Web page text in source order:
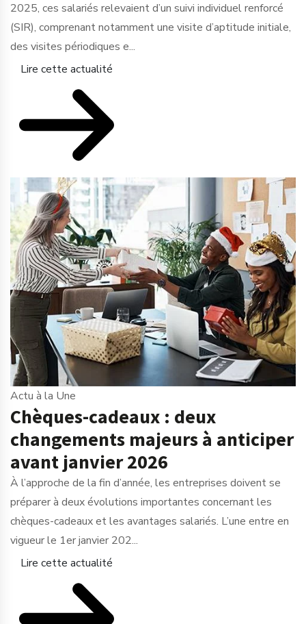
2025, ces salariés relevaient d’un suivi individuel renforcé
(SIR), comprenant notamment une visite d’aptitude initiale,
des visites périodiques e...
Lire cette actualité
Actu à la Une
Chèques-cadeaux : deux
changements majeurs à anticiper
avant janvier 2026
À l’approche de la fin d’année, les entreprises doivent se
préparer à deux évolutions importantes concernant les
chèques-cadeaux et les avantages salariés. L’une entre en
vigueur le 1er janvier 202...
Lire cette actualité